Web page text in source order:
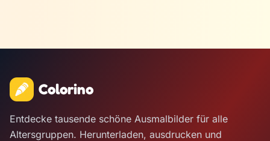
Colorino
Entdecke tausende schöne Ausmalbilder für alle
Altersgruppen. Herunterladen, ausdrucken und